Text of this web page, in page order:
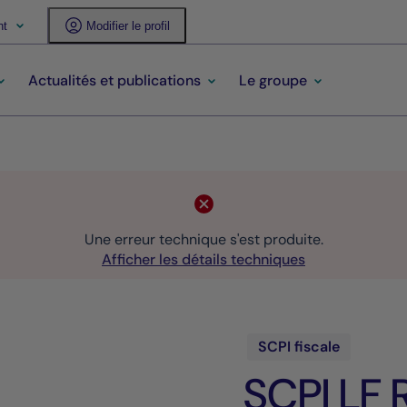
Modifier le profil
Actualités et publications Le groupe
Une erreur technique s'est produite.
Afficher les détails techniques
SCPI fiscale
SCPI